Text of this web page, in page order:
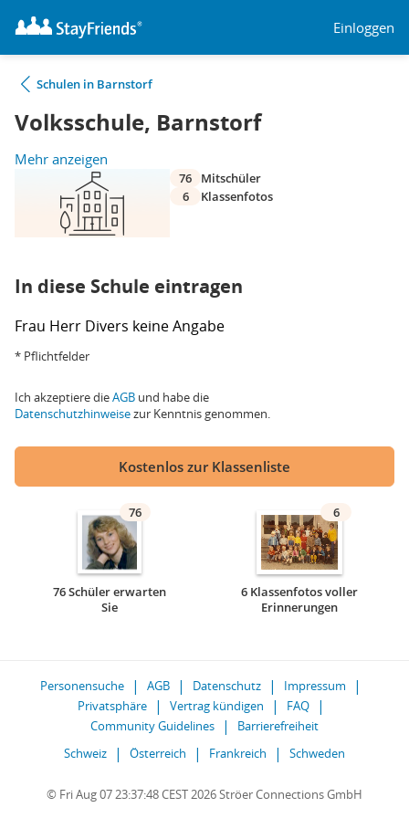
Einloggen
Schulen in Barnstorf
Volksschule, Barnstorf
Mehr anzeigen
76
Mitschüler
6
Klassenfotos
In diese Schule eintragen
Frau Herr Divers keine Angabe
* Pflichtfelder
Ich akzeptiere dieAGB und habe die
Datenschutzhinweisezur Kenntnis genommen.
Kostenlos zur Klassenliste
76
76 Schüler erwarten
Sie
6
6 Klassenfotos voller
Erinnerungen
Personensuche AGB Datenschutz
Impressum
Privatsphäre
Vertrag kündigen
FAQ
Community Guidelines
Barrierefreiheit
Schweiz
Österreich Frankreich Schweden
© Fri Aug 07 23:37:48 CEST 2026 Ströer Connections GmbH